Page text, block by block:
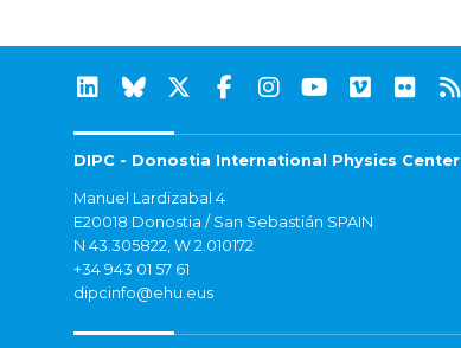
DIPC - Donostia International Physics Center
Manuel Lardizabal 4
E20018 Donostia / San Sebastián SPAIN
N 43.305822, W 2.010172
+34 943 01 57 61
dipcinfo@ehu.eus